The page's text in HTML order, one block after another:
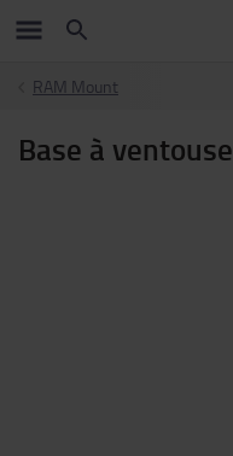
RAM Mount
Base à ventouse